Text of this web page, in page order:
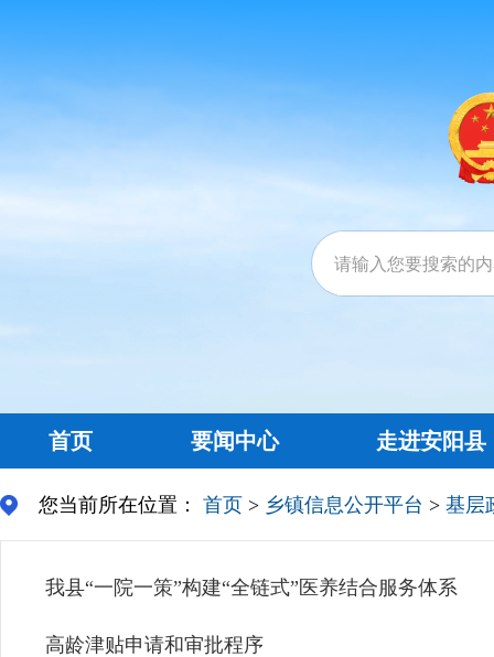
首页 要闻中心 走进安阳县
您当前所在位置： 首页 > 乡镇信息公开平台 > 基层
我县“一院一策”构建“全链式”医养结合服务体系
高龄津贴申请和审批程序